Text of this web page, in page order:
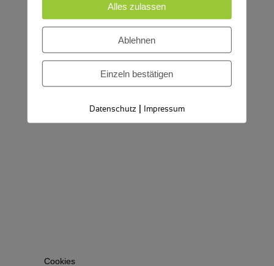
Cookies
Alles zulassen
Ablehnen
Einzeln bestätigen
Datenschutz | Impressum